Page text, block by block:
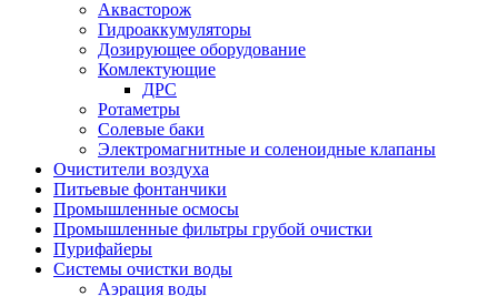
Аквасторож
Гидроаккумуляторы
Дозирующее оборудование
Комлектующие
ДРС
Ротаметры
Солевые баки
Электромагнитные и соленоидные клапаны
Очистители воздуха
Питьевые фонтанчики
Промышленные осмосы
Промышленные фильтры грубой очистки
Пурифайеры
Системы очистки воды
Аэрация воды